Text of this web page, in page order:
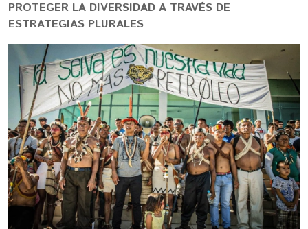
PROTEGER LA DIVERSIDAD A TRAVÉS DE
ESTRATEGIAS PLURALES